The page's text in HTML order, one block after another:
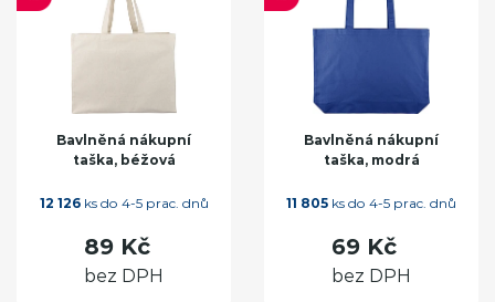
Bavlněná nákupní
taška, béžová
12 126ks do 4-5 prac. dnů
89 Kč
bez DPH
Bavlněná nákupní
taška, modrá
11 805 ks do 4-5 prac. dnů
69 Kč
bez DPH